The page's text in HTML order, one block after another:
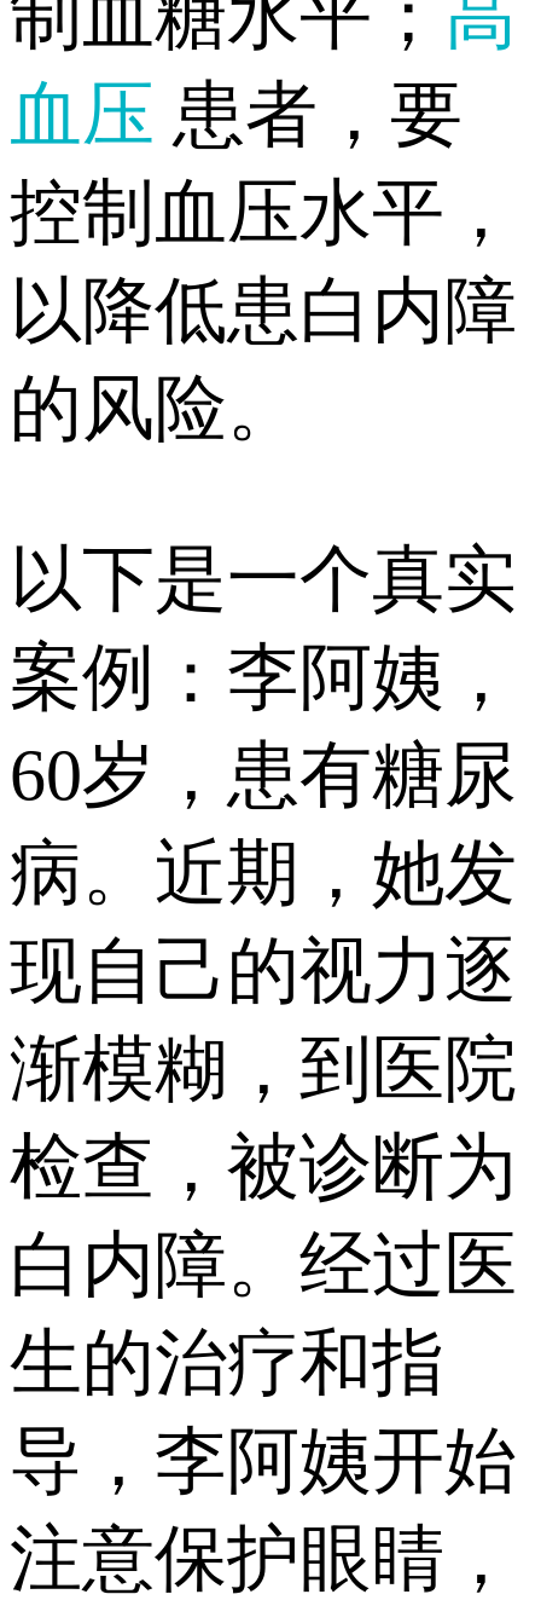
制血糖水平； 高
血压 患者，要
控制血压水平，
以降低患白内障
的风险。
以下是一个真实
案例：李阿姨，
60岁，患有糖尿
病。近期，她发
现自己的视力逐
渐模糊，到医院
检查，被诊断为
白内障。经过医
生的治疗和指
导，李阿姨开始
注意保护眼睛，